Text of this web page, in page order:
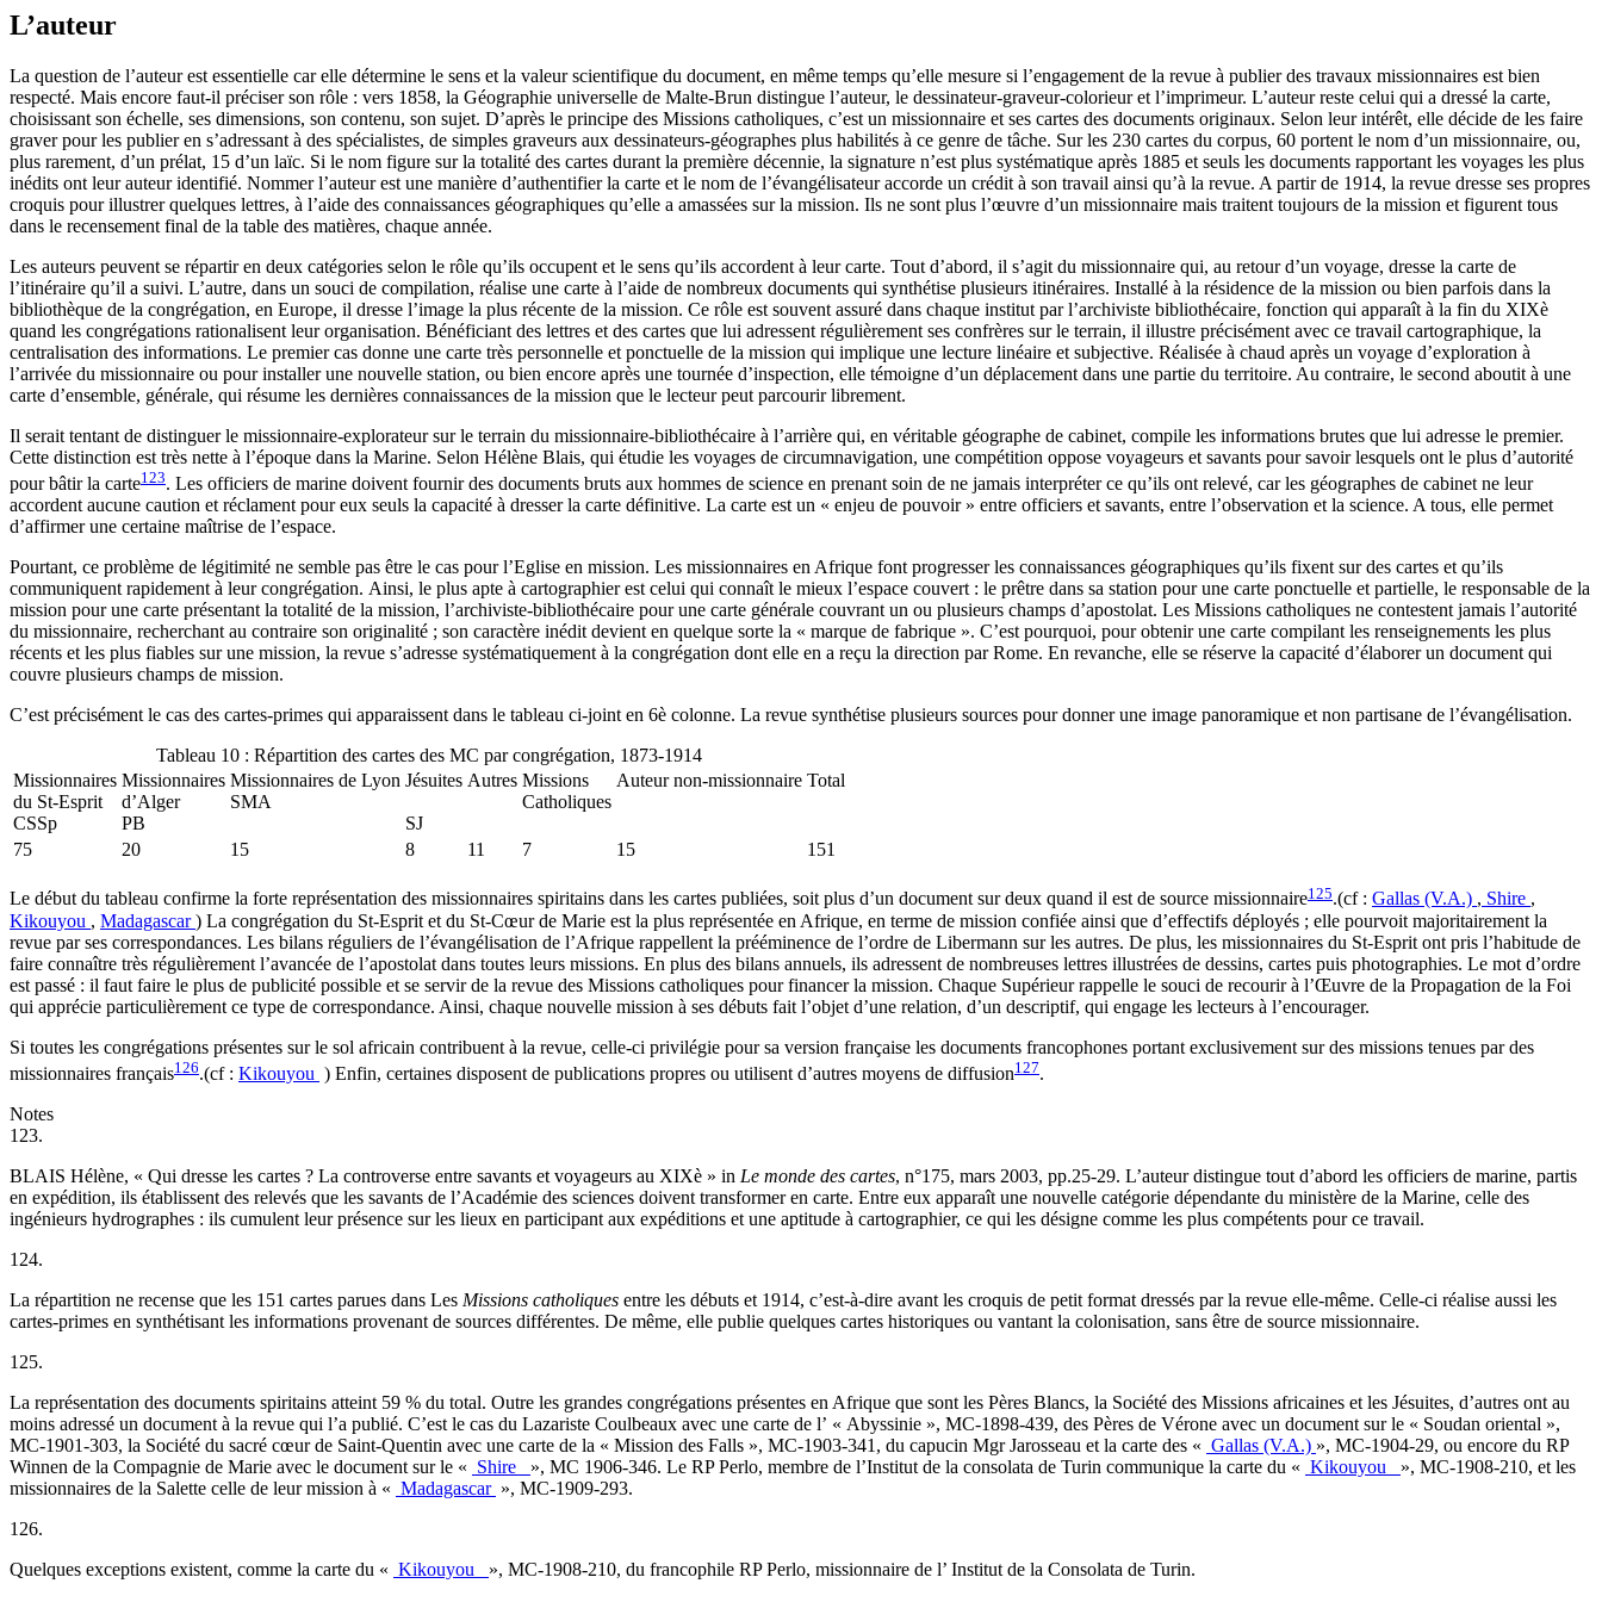
L’auteur
La question de l’auteur est essentielle car elle détermine le sens et la valeur scientifique du document, en même temps qu’elle mesure si l’engagement de la revue à publier des travaux missionnaires est bien
respecté. Mais encore faut-il préciser son rôle : vers 1858, la Géographie universelle de Malte-Brun distingue l’auteur, le dessinateur-graveur-colorieur et l’imprimeur. L’auteur reste celui qui a dressé la carte,
choisissant son échelle, ses dimensions, son contenu, son sujet. D’après le principe des Missions catholiques, c’est un missionnaire et ses cartes des documents originaux. Selon leur intérêt, elle décide de les faire
graver pour les publier en s’adressant à des spécialistes, de simples graveurs aux dessinateurs-géographes plus habilités à ce genre de tâche. Sur les 230 cartes du corpus, 60 portent le nom d’un missionnaire, ou,
plus rarement, d’un prélat, 15 d’un laïc. Si le nom figure sur la totalité des cartes durant la première décennie, la signature n’est plus systématique après 1885 et seuls les documents rapportant les voyages les plus
inédits ont leur auteur identifié. Nommer l’auteur est une manière d’authentifier la carte et le nom de l’évangélisateur accorde un crédit à son travail ainsi qu’à la revue. A partir de 1914, la revue dresse ses propres
croquis pour illustrer quelques lettres, à l’aide des connaissances géographiques qu’elle a amassées sur la mission. Ils ne sont plus l’œuvre d’un missionnaire mais traitent toujours de la mission et figurent tous
dans le recensement final de la table des matières, chaque année.
Les auteurs peuvent se répartir en deux catégories selon le rôle qu’ils occupent et le sens qu’ils accordent à leur carte. Tout d’abord, il s’agit du missionnaire qui, au retour d’un voyage, dresse la carte de
l’itinéraire qu’il a suivi. L’autre, dans un souci de compilation, réalise une carte à l’aide de nombreux documents qui synthétise plusieurs itinéraires. Installé à la résidence de la mission ou bien parfois dans la
bibliothèque de la congrégation, en Europe, il dresse l’image la plus récente de la mission. Ce rôle est souvent assuré dans chaque institut par l’archiviste bibliothécaire, fonction qui apparaît à la fin du XIXè
quand les congrégations rationalisent leur organisation. Bénéficiant des lettres et des cartes que lui adressent régulièrement ses confrères sur le terrain, il illustre précisément avec ce travail cartographique, la
centralisation des informations. Le premier cas donne une carte très personnelle et ponctuelle de la mission qui implique une lecture linéaire et subjective. Réalisée à chaud après un voyage d’exploration à
l’arrivée du missionnaire ou pour installer une nouvelle station, ou bien encore après une tournée d’inspection, elle témoigne d’un déplacement dans une partie du territoire. Au contraire, le second aboutit à une
carte d’ensemble, générale, qui résume les dernières connaissances de la mission que le lecteur peut parcourir librement.
Il serait tentant de distinguer le missionnaire-explorateur sur le terrain du missionnaire-bibliothécaire à l’arrière qui, en véritable géographe de cabinet, compile les informations brutes que lui adresse le premier.
Cette distinction est très nette à l’époque dans la Marine. Selon Hélène Blais, qui étudie les voyages de circumnavigation, une compétition oppose voyageurs et savants pour savoir lesquels ont le plus d’autorité
pour bâtir la carte123. Les officiers de marine doivent fournir des documents bruts aux hommes de science en prenant soin de ne jamais interpréter ce qu’ils ont relevé, car les géographes de cabinet ne leur
accordent aucune caution et réclament pour eux seuls la capacité à dresser la carte définitive. La carte est un « enjeu de pouvoir » entre officiers et savants, entre l’observation et la science. A tous, elle permet
d’affirmer une certaine maîtrise de l’espace.
Pourtant, ce problème de légitimité ne semble pas être le cas pour l’Eglise en mission. Les missionnaires en Afrique font progresser les connaissances géographiques qu’ils fixent sur des cartes et qu’ils
communiquent rapidement à leur congrégation. Ainsi, le plus apte à cartographier est celui qui connaît le mieux l’espace couvert : le prêtre dans sa station pour une carte ponctuelle et partielle, le responsable de la
mission pour une carte présentant la totalité de la mission, l’archiviste-bibliothécaire pour une carte générale couvrant un ou plusieurs champs d’apostolat. Les Missions catholiques ne contestent jamais l’autorité
du missionnaire, recherchant au contraire son originalité ; son caractère inédit devient en quelque sorte la « marque de fabrique ». C’est pourquoi, pour obtenir une carte compilant les renseignements les plus
récents et les plus fiables sur une mission, la revue s’adresse systématiquement à la congrégation dont elle en a reçu la direction par Rome. En revanche, elle se réserve la capacité d’élaborer un document qui
couvre plusieurs champs de mission.
C’est précisément le cas des cartes-primes qui apparaissent dans le tableau ci-joint en 6è colonne. La revue synthétise plusieurs sources pour donner une image panoramique et non partisane de l’évangélisation.
Tableau 10 : Répartition des cartes des MC par congrégation, 1873-1914
Missionnaires
du St-Esprit
CSSp
Missionnaires
d’Alger
PB
Missionnaires de Lyon
SMA
Jésuites
SJ
Autres Missions
Catholiques
Auteur non-missionnaire Total
75 20 15 8 11 7 15 151
Le début du tableau confirme la forte représentation des missionnaires spiritains dans les cartes publiées, soit plus d’un document sur deux quand il est de source missionnaire125.(cf : Gallas (V.A.) , Shire ,
Kikouyou , Madagascar ) La congrégation du St-Esprit et du St-Cœur de Marie est la plus représentée en Afrique, en terme de mission confiée ainsi que d’effectifs déployés ; elle pourvoit majoritairement la
revue par ses correspondances. Les bilans réguliers de l’évangélisation de l’Afrique rappellent la prééminence de l’ordre de Libermann sur les autres. De plus, les missionnaires du St-Esprit ont pris l’habitude de
faire connaître très régulièrement l’avancée de l’apostolat dans toutes leurs missions. En plus des bilans annuels, ils adressent de nombreuses lettres illustrées de dessins, cartes puis photographies. Le mot d’ordre
est passé : il faut faire le plus de publicité possible et se servir de la revue des Missions catholiques pour financer la mission. Chaque Supérieur rappelle le souci de recourir à l’Œuvre de la Propagation de la Foi
qui apprécie particulièrement ce type de correspondance. Ainsi, chaque nouvelle mission à ses débuts fait l’objet d’une relation, d’un descriptif, qui engage les lecteurs à l’encourager.
Si toutes les congrégations présentes sur le sol africain contribuent à la revue, celle-ci privilégie pour sa version française les documents francophones portant exclusivement sur des missions tenues par des
missionnaires français126.(cf : Kikouyou ) Enfin, certaines disposent de publications propres ou utilisent d’autres moyens de diffusion127.
Notes
123.
BLAIS Hélène, « Qui dresse les cartes ? La controverse entre savants et voyageurs au XIXè » in Le monde des cartes, n°175, mars 2003, pp.25-29. L’auteur distingue tout d’abord les officiers de marine, partis
en expédition, ils établissent des relevés que les savants de l’Académie des sciences doivent transformer en carte. Entre eux apparaît une nouvelle catégorie dépendante du ministère de la Marine, celle des
ingénieurs hydrographes : ils cumulent leur présence sur les lieux en participant aux expéditions et une aptitude à cartographier, ce qui les désigne comme les plus compétents pour ce travail.
124.
La répartition ne recense que les 151 cartes parues dans Les Missions catholiques entre les débuts et 1914, c’est-à-dire avant les croquis de petit format dressés par la revue elle-même. Celle-ci réalise aussi les
cartes-primes en synthétisant les informations provenant de sources différentes. De même, elle publie quelques cartes historiques ou vantant la colonisation, sans être de source missionnaire.
125.
La représentation des documents spiritains atteint 59 % du total. Outre les grandes congrégations présentes en Afrique que sont les Pères Blancs, la Société des Missions africaines et les Jésuites, d’autres ont au
moins adressé un document à la revue qui l’a publié. C’est le cas du Lazariste Coulbeaux avec une carte de l’ « Abyssinie », MC-1898-439, des Pères de Vérone avec un document sur le « Soudan oriental »,
MC-1901-303, la Société du sacré cœur de Saint-Quentin avec une carte de la « Mission des Falls », MC-1903-341, du capucin Mgr Jarosseau et la carte des « Gallas (V.A.) », MC-1904-29, ou encore du RP
Winnen de la Compagnie de Marie avec le document sur le « Shire », MC 1906-346. Le RP Perlo, membre de l’Institut de la consolata de Turin communique la carte du « Kikouyou
», MC-1908-210, et les
missionnaires de la Salette celle de leur mission à « Madagascar », MC-1909-293.
126.
Quelques exceptions existent, comme la carte du « Kikouyou
», MC-1908-210, du francophile RP Perlo, missionnaire de l’ Institut de la Consolata de Turin.